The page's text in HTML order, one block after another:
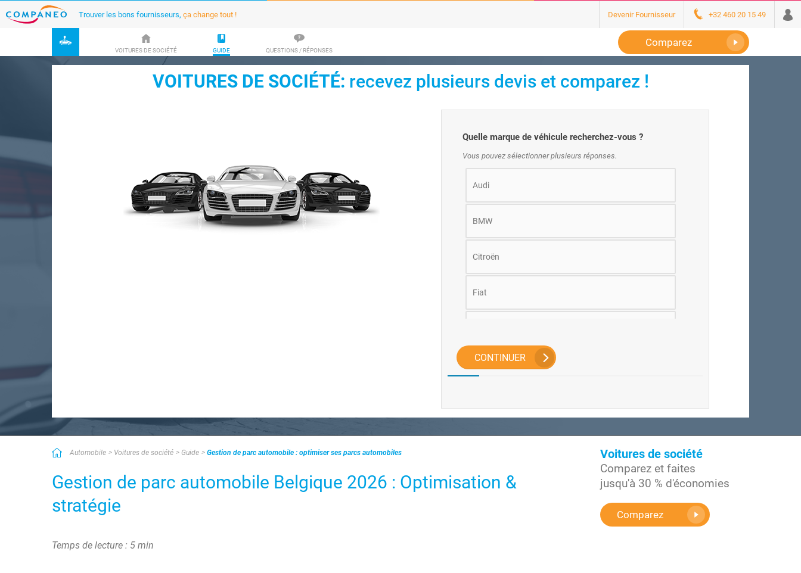
Trouver les bons fournisseurs, ça change tout ! Devenir Fournisseur +32 460 20 15 49
VOITURES DE SOCIÉTÉ GUIDE QUESTIONS / RÉPONSES
Comparez
VOITURES DE SOCIÉTÉ: recevez plusieurs devis et comparez !
Quelle marque de véhicule recherchez-vous ?
Vous pouvez sélectionner plusieurs réponses.
Audi
BMW
Citroën
Fiat
Jeep
Lexus
CONTINUER
Automobile Voitures de société Guide Gestion de parc automobile : optimiser ses parcs automobiles
Gestion de parc automobile Belgique 2026 : Optimisation &
stratégie
Temps de lecture : 5 min
Voitures de société
Comparez et faites
jusqu'à 30 % d'économies
Comparez